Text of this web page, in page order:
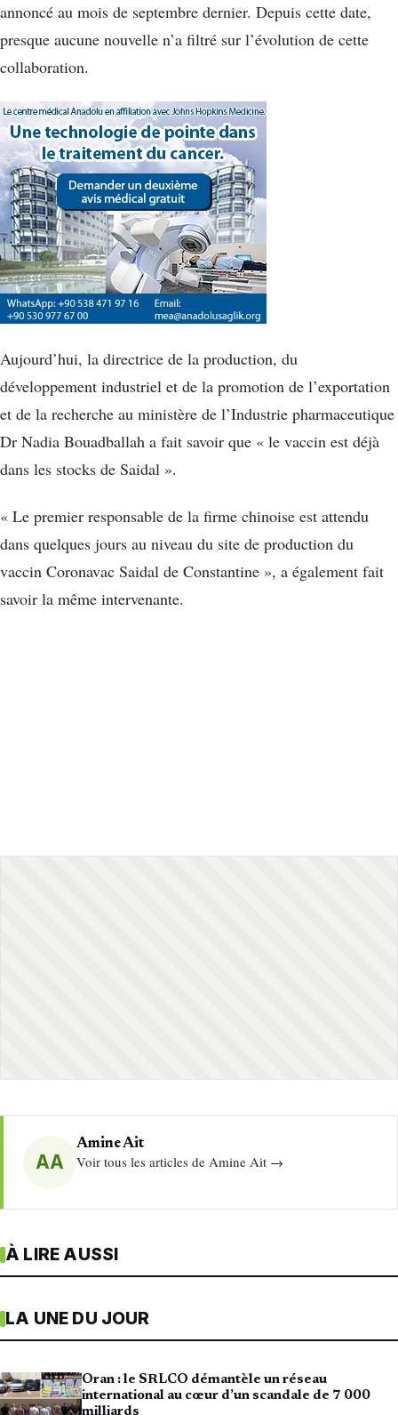
annoncé au mois de septembre dernier. Depuis cette date,
presque aucune nouvelle n’a filtré sur l’évolution de cette
collaboration.
Aujourd’hui, la directrice de la production, du
développement industriel et de la promotion de l’exportation
et de la recherche au ministère de l’Industrie pharmaceutique
Dr Nadia Bouadballah a fait savoir que « le vaccin est déjà
dans les stocks de Saidal ».
« Le premier responsable de la firme chinoise est attendu
dans quelques jours au niveau du site de production du
vaccin Coronavac Saidal de Constantine », a également fait
savoir la même intervenante.
AA
Amine Ait
Voir tous les articles de Amine Ait →
À LIRE AUSSI
LA UNE DU JOUR
Oran : le SRLCO démantèle un réseau
international au cœur d’un scandale de 7 000
milliards